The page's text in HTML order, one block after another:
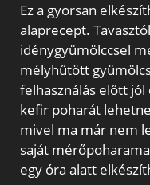
Ez a gyorsan
alaprecept.
idénygyümölccsel
mélyhűtött
felhasználás előtt jól
kefir poharát
mivel ma már nem
saját
egy óra alatt